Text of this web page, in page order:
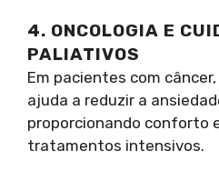
4. ONCOLOGIA E
PALIATIVOS
Em pacientes com
ajuda a reduzir a
proporcionando conforto
tratamentos intensivos.